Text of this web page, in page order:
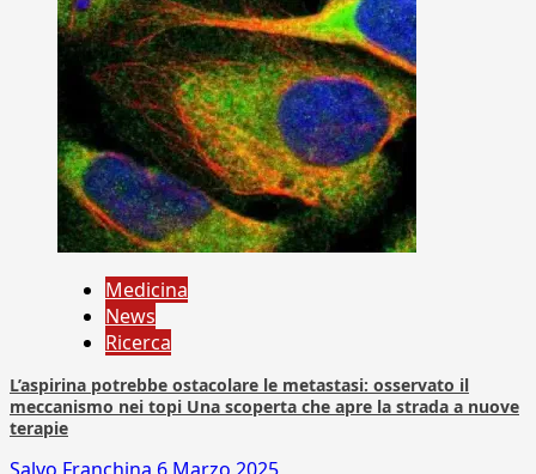
Medicina
News
Ricerca
L’aspirina potrebbe ostacolare le metastasi: osservato il
meccanismo nei topi Una scoperta che apre la strada a nuove
terapie